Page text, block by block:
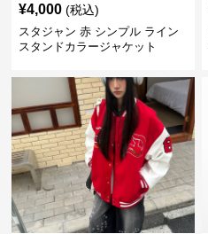
¥4,000 (税込)
スタジャン 赤 シンプル ライン
スタンドカラージャケット